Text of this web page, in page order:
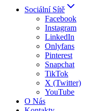
Sociální Sítě
Facebook
Instagram
LinkedIn
Onlyfans
Pinterest
Snapchat
TikTok
X (Twitter)
YouTube
O Nás